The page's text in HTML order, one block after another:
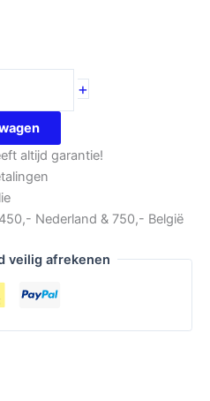
+
altijd garantie!
Nederland & 750,- België
veilig afrekenen